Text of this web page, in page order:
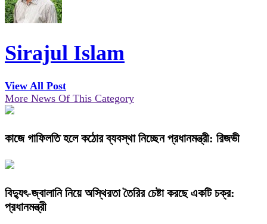
Sirajul Islam
View All Post
More News Of This Category
কাজে গাফিলতি হলে কঠোর ব্যবস্থা নিচ্ছেন প্রধানমন্ত্রী: রিজভী
বিদ্যুৎ-জ্বালানি নিয়ে অস্থিরতা তৈরির চেষ্টা করছে একটি চক্র:
প্রধানমন্ত্রী